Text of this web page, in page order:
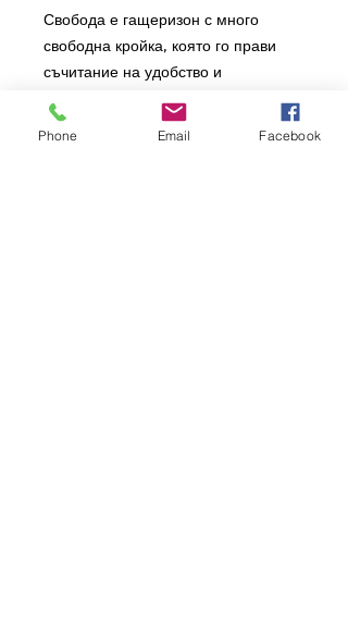
Свобода е гащеризон с много
свободна кройка, която го прави
съчитание на удобство и
лъскав ефект.
Phone Email Facebook